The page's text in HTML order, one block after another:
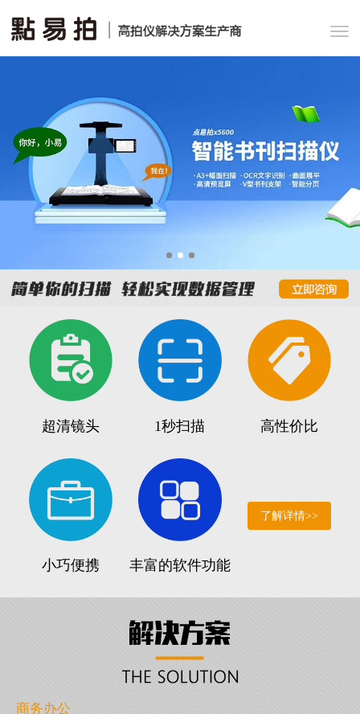
超清镜头 1秒扫描 高性价比
小巧便携 丰富的软件功能
了解详情>>
商务办公